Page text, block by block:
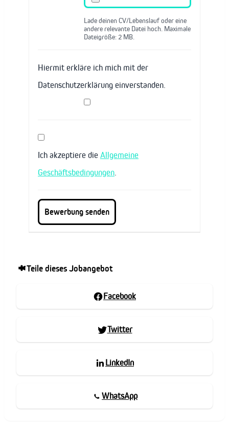
Lade deinen CV/Lebenslauf oder eine
andere relevante Datei hoch. Maximale
Dateigröße: 2 MB.
Hiermit erkläre ich mich mit der
Datenschutzerklärung einverstanden.
Ich akzeptiere die Allgemeine
Geschäftsbedingungen.
Teile dieses Jobangebot
Facebook
Twitter
LinkedIn
WhatsApp